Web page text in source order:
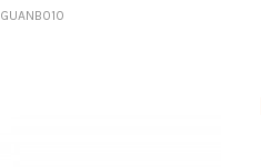
GUANB010